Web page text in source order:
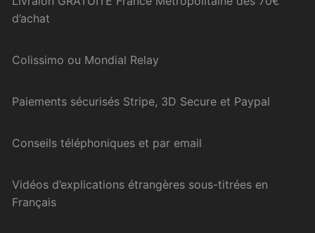
d’achat
Colissimo ou Mondial Relay
Paiements sécurisés Stripe, 3D Secure et Paypal
Conseils téléphoniques et par email
Vidéos d’explications étrangères sous-titrées en
Français